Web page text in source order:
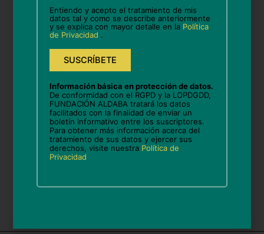
Correo
electrónico*
Guarda mi nombre, correo electrónico y web en
este navegador para la próxima vez que comente.
este
campo
vacío.
Entiendo y acepto el tratamiento de mis
datos tal y como se describe anteriormente
y se explica con mayor detalle en la Política
de Privacidad .
Información básica en protección de datos.
De conformidad con el RGPD y la LOPDGDD,
FUNDACIÓN ALDABA tratará los datos
facilitados con la finalidad de enviar un
boletín informativo entre los suscriptores.
Para obtener más información acerca del
tratamiento de sus datos y ejercer sus
derechos, visite nuestra Política de
Privacidad